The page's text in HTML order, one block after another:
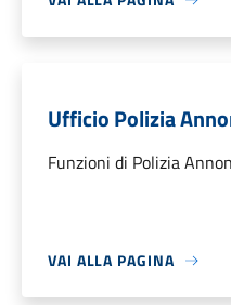
Ufficio Polizia
Funzioni di Polizia
VAI ALLA PAGINA